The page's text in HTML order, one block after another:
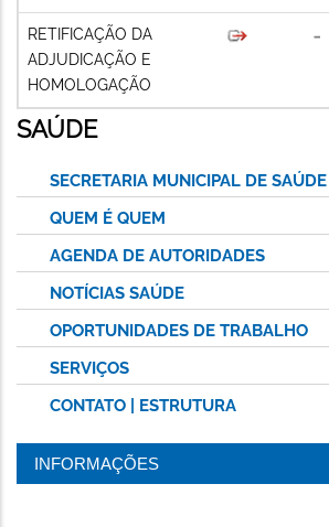
RETIFICAÇÃO DA
ADJUDICAÇÃO E
HOMOLOGAÇÃO
SAÚDE
SECRETARIA MUNICIPAL DE SAÚDE
QUEM É QUEM
AGENDA DE AUTORIDADES
NOTÍCIAS SAÚDE
OPORTUNIDADES DE TRABALHO
SERVIÇOS
CONTATO | ESTRUTURA
INFORMAÇÕES